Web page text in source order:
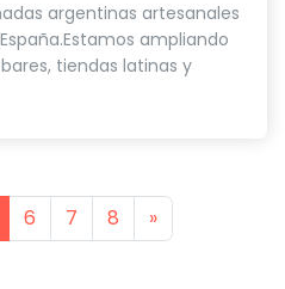
argentinas artesanales
ampliando
tiendas latinas y
6 7 8 »Next